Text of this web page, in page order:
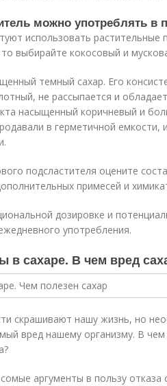
можно употреблять в
использовать растительные
выбирайте кокосовый и
темный сахар. Его
не рассыпается и
насыщенный коричневый и
в герметичной емкости,
подсластителя оцените
примесей и
дозировке и
употребления.
в сахаре. В чем вред
скрашивают нашу жизнь, но
вред нашему организму. В чем
аргументы в пользу отказа